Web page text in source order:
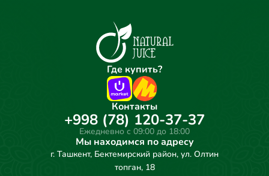
Где купить?
Контакты
+998 (78) 120-37-37
Ежедневно с 09:00 до 18:00
Мы находимся по адресу
г. Ташкент, Бектемирский район, ул. Олтин
топган, 18